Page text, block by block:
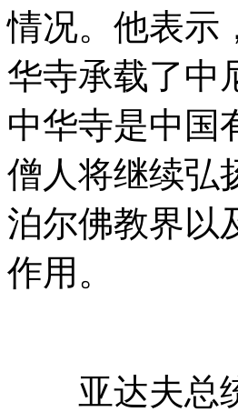
情况。他表示
华寺承载了中
中华寺是中国
僧人将继续弘
泊尔佛教界以
作用。
亚达夫总统